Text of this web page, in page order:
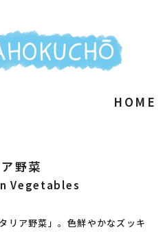
HOME
野菜
Vegetables
リア野菜」。色鮮やかなズッキ